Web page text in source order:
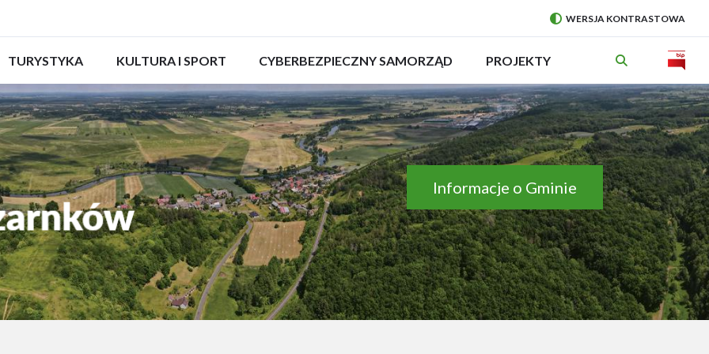
PRZEŁĄCZ
NA:
WERSJA KONTRASTOWA
ROZWIŃ
TURYSTYKA
ROZWIŃ
KULTURA I SPORT
ROZWIŃ
CYBERBEZPIECZNY SAMORZĄD
ROZWIŃ
PROJEKTY
Will
open
in
new
Informacje o Gminie